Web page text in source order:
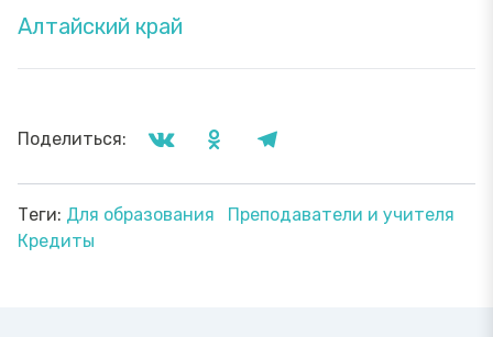
Алтайский край
Поделиться:
Теги: Для образования
Преподаватели и учителя
Кредиты